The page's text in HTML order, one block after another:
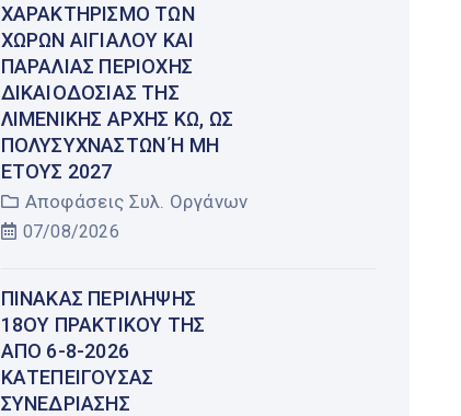
ΧΑΡΑΚΤΗΡΙΣΜΌ ΤΩΝ
ΧΏΡΩΝ ΑΙΓΙΑΛΟΎ ΚΑΙ
ΠΑΡΑΛΊΑΣ ΠΕΡΙΟΧΉΣ
ΔΙΚΑΙΟΔΟΣΊΑΣ ΤΗΣ
ΛΙΜΕΝΙΚΉΣ ΑΡΧΉΣ ΚΩ, ΩΣ
ΠΟΛΥΣΎΧΝΑΣΤΩΝ Ή ΜΗ Έ
ΤΟΥΣ 2027
Αποφάσεις Συλ. Οργάνων
07/08/2026
ΠΊΝΑΚΑΣ ΠΕΡΊΛΗΨΗΣ
18ΟΥ ΠΡΑΚΤΙΚΟΎ ΤΗΣ
ΑΠΌ 6-8-2026
ΚΑΤΕΠΕΊΓΟΥΣΑΣ
ΣΥΝΕΔΡΊΑΣΗΣ